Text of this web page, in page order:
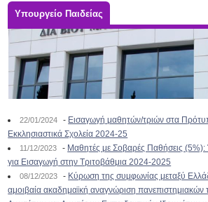
Υπουργείο Παιδείας
22/01/2024 - Εισαγωγή μαθητών/τριών στα
Εκκλησιαστικά Σχολεία 2024-25
11/12/2023 - Μαθητές με Σοβαρές Παθήσεις
για Εισαγωγή στην Τριτοβάθμια 2024-2025
08/12/2023 - Κύρωση της συμφωνίας μεταξύ
αμοιβαία ακαδημαϊκή αναγνώριση